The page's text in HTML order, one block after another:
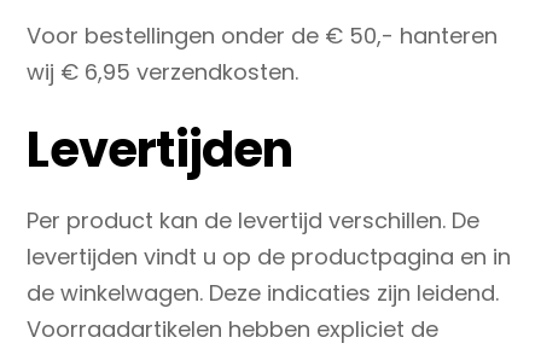
Voor bestellingen onder de € 50,- hanteren
wij € 6,95 verzendkosten.
Levertijden
Per product kan de levertijd verschillen. De
levertijden vindt u op de productpagina en in
de winkelwagen. Deze indicaties zijn leidend.
Voorraadartikelen hebben expliciet de